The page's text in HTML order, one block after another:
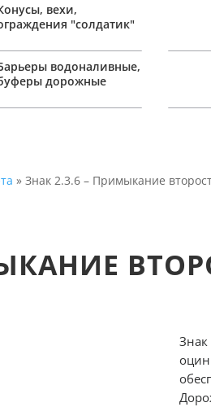
вехи,
"солдатик"
водоналивные,
дорожные
» Знак 2.3.6 – Примыкание
Знак